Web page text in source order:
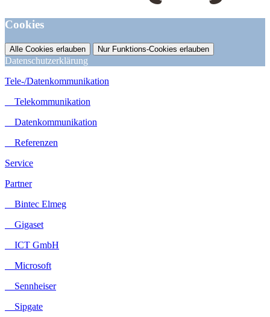
Cookies
Alle Cookies erlauben Nur Funktions-Cookies erlauben
Datenschutzerklärung
Tele-/Datenkommunikation
Telekommunikation
Datenkommunikation
Referenzen
Service
Partner
Bintec Elmeg
Gigaset
ICT GmbH
Microsoft
Sennheiser
Sipgate